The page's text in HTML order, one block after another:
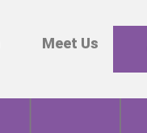
Meet Us